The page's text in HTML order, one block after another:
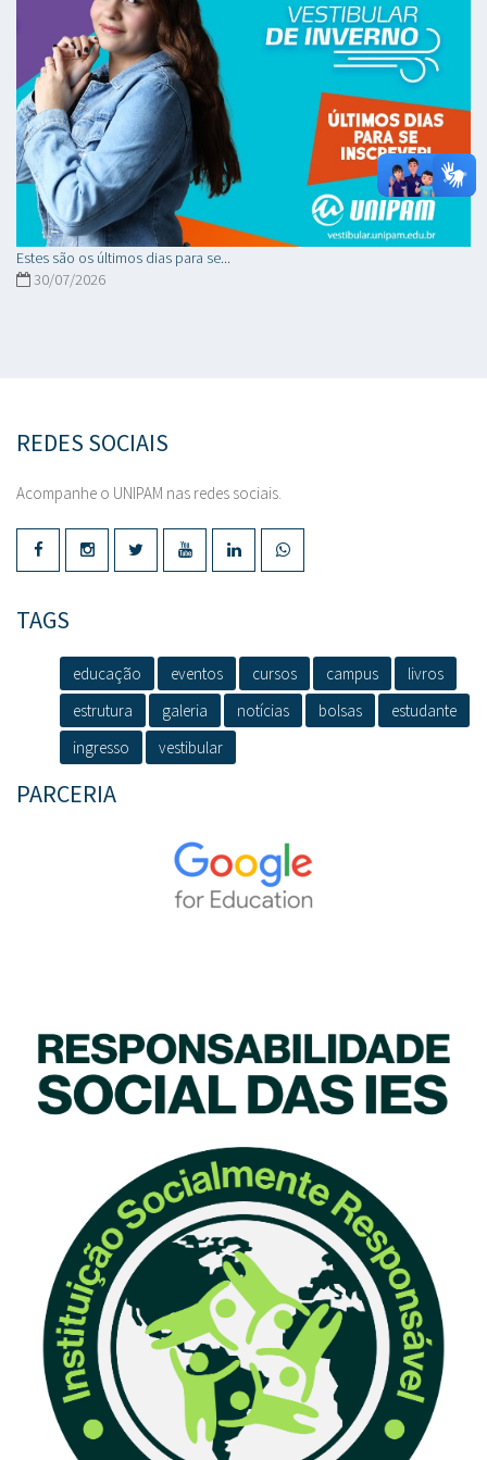
Estes são os últimos dias para se...
30/07/2026
REDES SOCIAIS
Acompanhe o UNIPAM nas redes sociais.
TAGS
educação eventos cursos campus
livros
estrutura
galeria notícias bolsas
estudante
ingresso
vestibular
PARCERIA